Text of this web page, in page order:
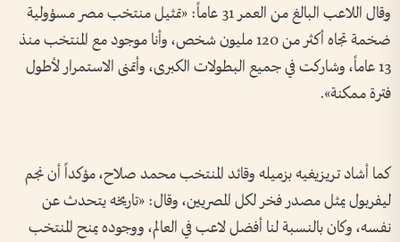
وقال اللاعب البالغ من العمر 31 عاماً: «تمثيل منتخب مصر مسؤولية
ضخمة تجاه أكثر من 120 مليون شخص، وأنا موجود مع المنتخب منذ
13 عاماً، وشاركت في جميع البطولات الكبرى، وأتمنى الاستمرار لأطول
فترة ممكنة».
كما أشاد تريزيغيه بزميله وقائد المنتخب محمد صلاح، مؤكداً أن نجم
ليفربول يمثل مصدر فخر لكل المصريين، وقال: «تاريخه يتحدث عن
نفسه، وكان بالنسبة لنا أفضل لاعب في العالم، ووجوده يمنح المنتخب